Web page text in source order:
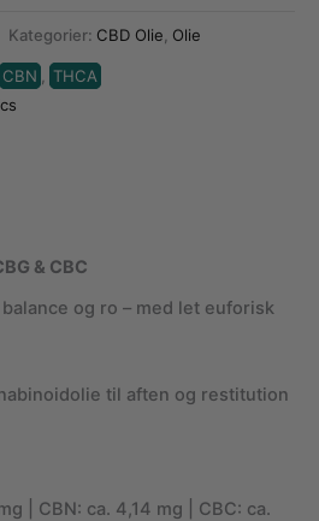
Kategorier: CBD Olie Olie
CBN
THCA
& CBC
og ro – med let euforisk
til aften og restitution
| CBN: ca. 4,14 mg | CBC: ca.